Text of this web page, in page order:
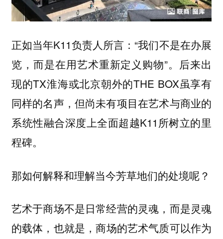
正如当年K11负责人所言：“我们不是在办展
览，而是在用艺术重新定义购物”。后来出
现的TX淮海或北京朝外的THE BOX虽享有
同样的名声，但尚未有项目在艺术与商业的
系统性融合深度上全面超越K11所树立的里
程碑。
那如何解释和理解当今芳草地们的处境呢？
艺术于商场不是日常经营的灵魂，而是灵魂
的载体 ，也就是，商场的艺术气质可以作为